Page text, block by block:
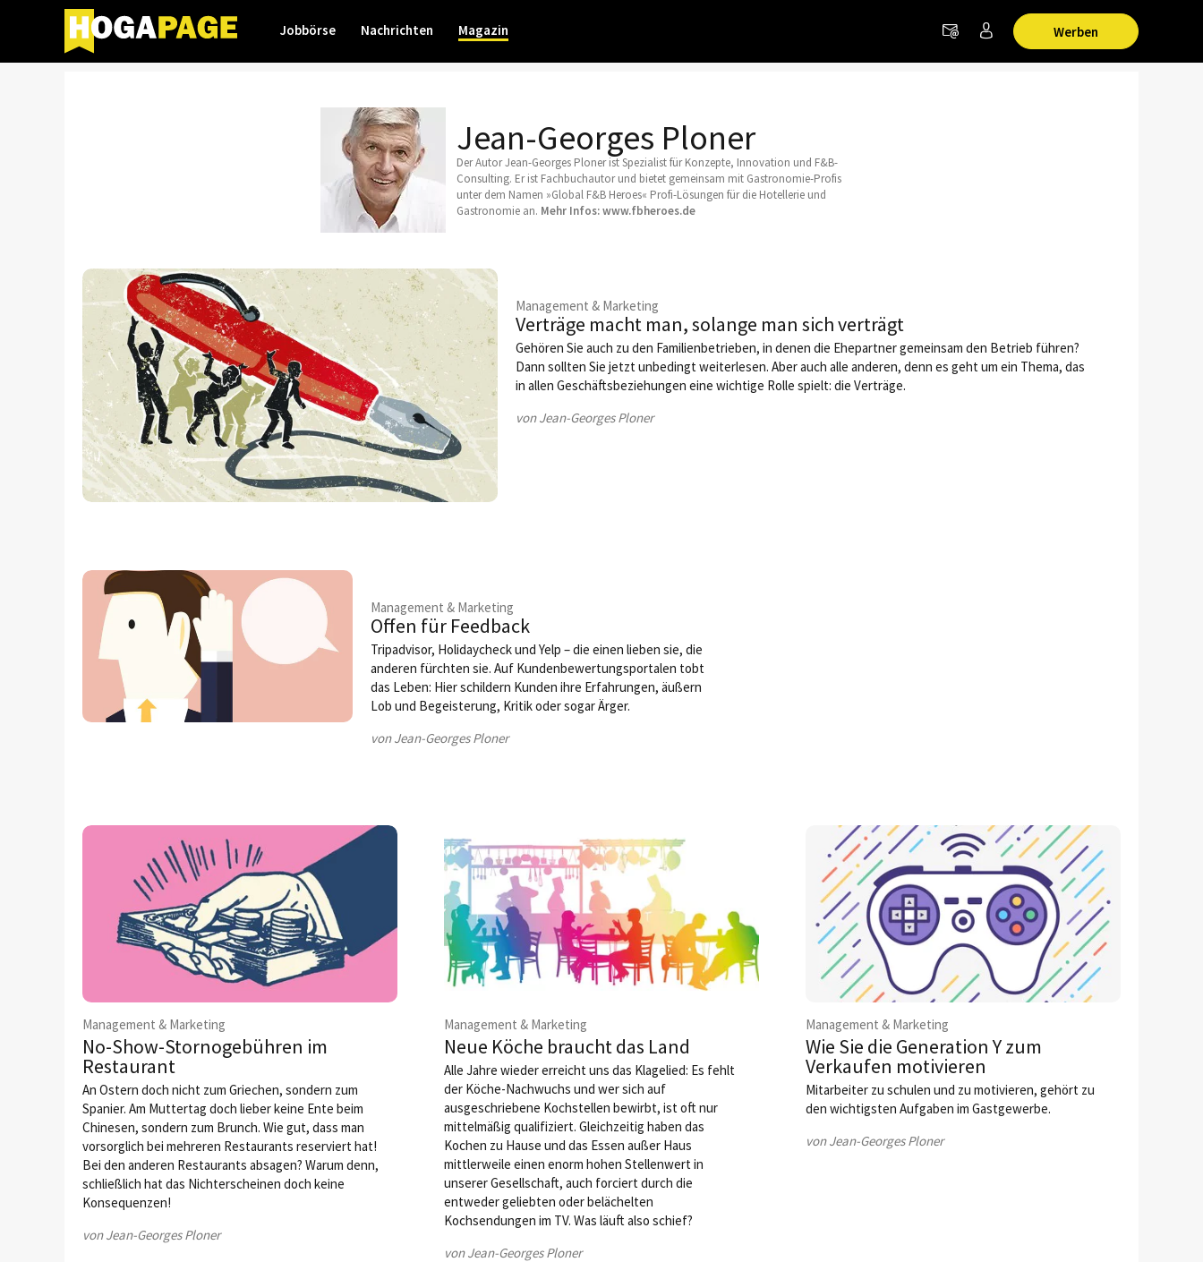
Werben
Jobbörse Nachrichten Magazin
Jean-Georges Ploner
Der Autor Jean-Georges Ploner ist Spezialist für Konzepte, Innovation und F&B-
Consulting. Er ist Fachbuchautor und bietet gemeinsam mit Gastronomie-Profis
unter dem Namen »Global F&B Heroes« Profi-Lösungen für die Hotellerie und
Gastronomie an. Mehr Infos:www.fbheroes.de
Management & Marketing
Verträge macht man, solange man sich verträgt
Gehören Sie auch zu den Familienbetrieben, in denen die Ehepartner gemeinsam den Betrieb führen?
Dann sollten Sie jetzt unbedingt weiterlesen. Aber auch alle anderen, denn es geht um ein Thema, das
in allen Geschäftsbeziehungen eine wichtige Rolle spielt: die Verträge.
von Jean-Georges Ploner
Management & Marketing
Offen für Feedback
Tripadvisor, Holidaycheck und Yelp – die einen lieben sie, die
anderen fürchten sie. Auf Kundenbewertungsportalen tobt
das Leben: Hier schildern Kunden ihre Erfahrungen, äußern
Lob und Begeisterung, Kritik oder sogar Ärger.
von Jean-Georges Ploner
Management & Marketing
No-Show-Stornogebühren im
Restaurant
An Ostern doch nicht zum Griechen, sondern zum
Spanier. Am Muttertag doch lieber keine Ente beim
Chinesen, sondern zum Brunch. Wie gut, dass man
vorsorglich bei mehreren Restaurants reserviert hat!
Bei den anderen Restaurants absagen? Warum denn,
schließlich hat das Nichterscheinen doch keine
Konsequenzen!
von Jean-Georges Ploner
Management & Marketing
Neue Köche braucht das Land
Alle Jahre wieder erreicht uns das Klagelied: Es fehlt
der Köche-Nachwuchs und wer sich auf
ausgeschriebene Kochstellen bewirbt, ist oft nur
mittelmäßig qualifiziert. Gleichzeitig haben das
Kochen zu Hause und das ­Essen außer Haus
mittlerweile einen enorm hohen Stellenwert in
unserer ­Gesellschaft, auch forciert durch die
entweder geliebten oder belächelten
Kochsendungen im TV. Was läuft also schief?
von Jean-Georges Ploner
Management & Marketing
Wie Sie die Generation Y zum
Verkaufen motivieren
Mitarbeiter zu schulen und zu motivieren, gehört zu
den wichtigsten Aufgaben im Gastgewerbe.
von Jean-Georges Ploner